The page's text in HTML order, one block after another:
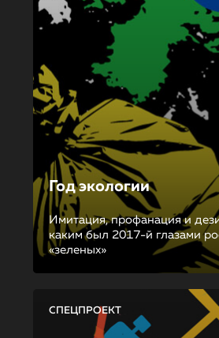
Год экологии
Имитация, профанация и
каким был 2017-й глазами
«зеленых»
СПЕЦПРОЕКТ